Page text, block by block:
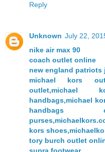
Reply
Unknown July 22,
nike air max 90
coach outlet online
new england patriots
michael kors
outlet,michael
handbags,michael
handbags
kors
tory burch outlet